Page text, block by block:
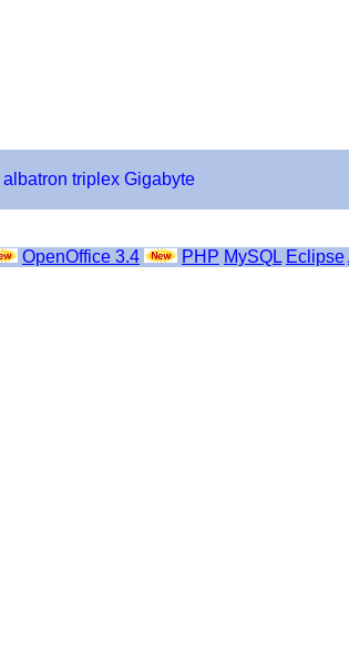
albatron triplex Gigabyte
OpenOffice 3.4 PHP MySQL Eclipse